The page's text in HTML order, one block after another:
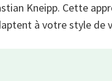
Kneipp. Cette
à votre style de